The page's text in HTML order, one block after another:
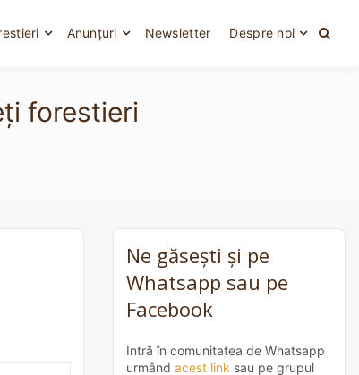
Anunțuri Newsletter Despre noi
forestieri
Ne găsești și pe
Whatsapp sau pe
Facebook
Intră în comunitatea de Whatsapp
urmând acest link sau pe grupul